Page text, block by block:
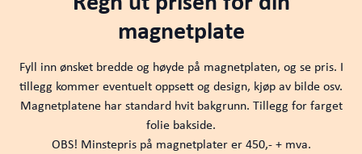
magnetplate
Fyll inn ønsket bredde og høyde på magnetplaten, og se pris. I
tillegg kommer eventuelt oppsett og design, kjøp av bilde osv.
Magnetplatene har standard hvit bakgrunn. Tillegg for farget
folie bakside.
OBS! Minstepris på magnetplater er 450,- + mva.